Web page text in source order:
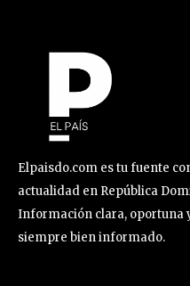
Elpaisdo.com es tu fuente
actualidad en República
Información clara, oportuna
siempre bien informado.